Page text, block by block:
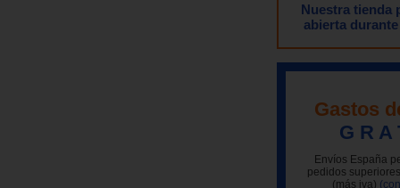
Nuestra tienda
abierta
Gastos
G R A
Envíos España
pedidos
(más iva)